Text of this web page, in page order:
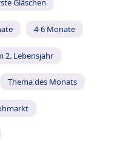
Gläschen
4-6 Monate
2. Lebensjahr
Thema des Monats